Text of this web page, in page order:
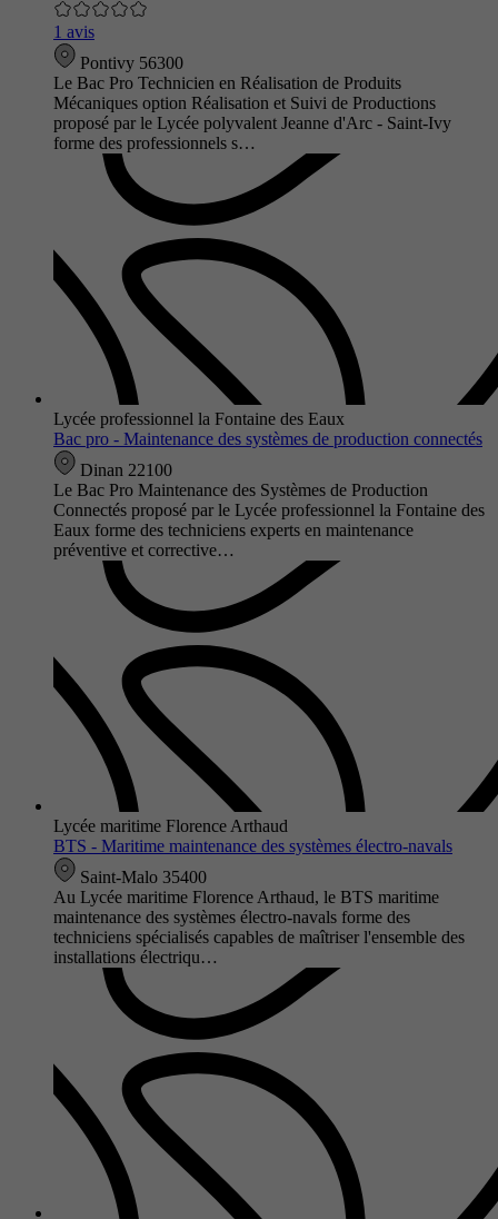
1 avis
Pontivy 56300
Le Bac Pro Technicien en Réalisation de Produits
Mécaniques option Réalisation et Suivi de Productions
proposé par le Lycée polyvalent Jeanne d'Arc - Saint-Ivy
forme des professionnels s…
Lycée professionnel la Fontaine des Eaux
Bac pro - Maintenance des systèmes de production connectés
Dinan 22100
Le Bac Pro Maintenance des Systèmes de Production
Connectés proposé par le Lycée professionnel la Fontaine des
Eaux forme des techniciens experts en maintenance
préventive et corrective…
Lycée maritime Florence Arthaud
BTS - Maritime maintenance des systèmes électro-navals
Saint-Malo 35400
Au Lycée maritime Florence Arthaud, le BTS maritime
maintenance des systèmes électro-navals forme des
techniciens spécialisés capables de maîtriser l'ensemble des
installations électriqu…